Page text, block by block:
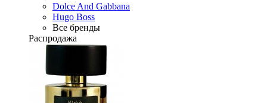
Dolce And Gabbana
Hugo Boss
Все бренды
Распродажа